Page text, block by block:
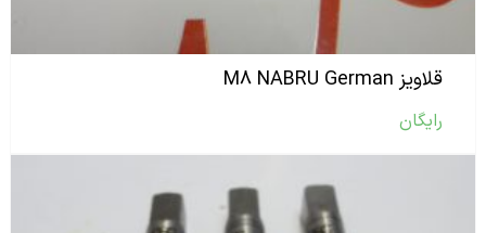
قلاویز M۸ NABRU German
رایگان